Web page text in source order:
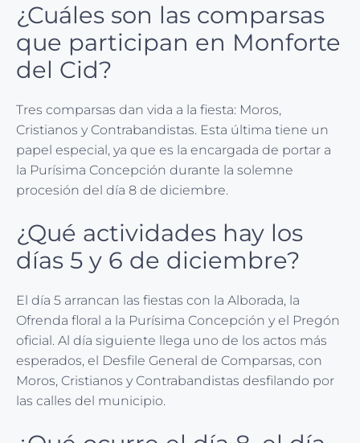
¿Cuáles son las comparsas
que participan en Monforte
del Cid?
Tres comparsas dan vida a la fiesta: Moros,
Cristianos y Contrabandistas. Esta última tiene un
papel especial, ya que es la encargada de portar a
la Purísima Concepción durante la solemne
procesión del día 8 de diciembre.
¿Qué actividades hay los
días 5 y 6 de diciembre?
El día 5 arrancan las fiestas con la Alborada, la
Ofrenda floral a la Purísima Concepción y el Pregón
oficial. Al día siguiente llega uno de los actos más
esperados, el Desfile General de Comparsas, con
Moros, Cristianos y Contrabandistas desfilando por
las calles del municipio.